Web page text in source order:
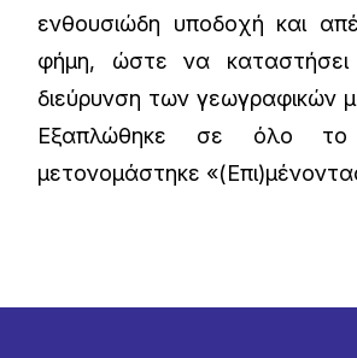
ενθουσιώδη υποδοχή και
φήμη, ώστε να καταστήσει
διεύρυνση των γεωγραφικών
Εξαπλώθηκε σε όλο το
μετονομάστηκε